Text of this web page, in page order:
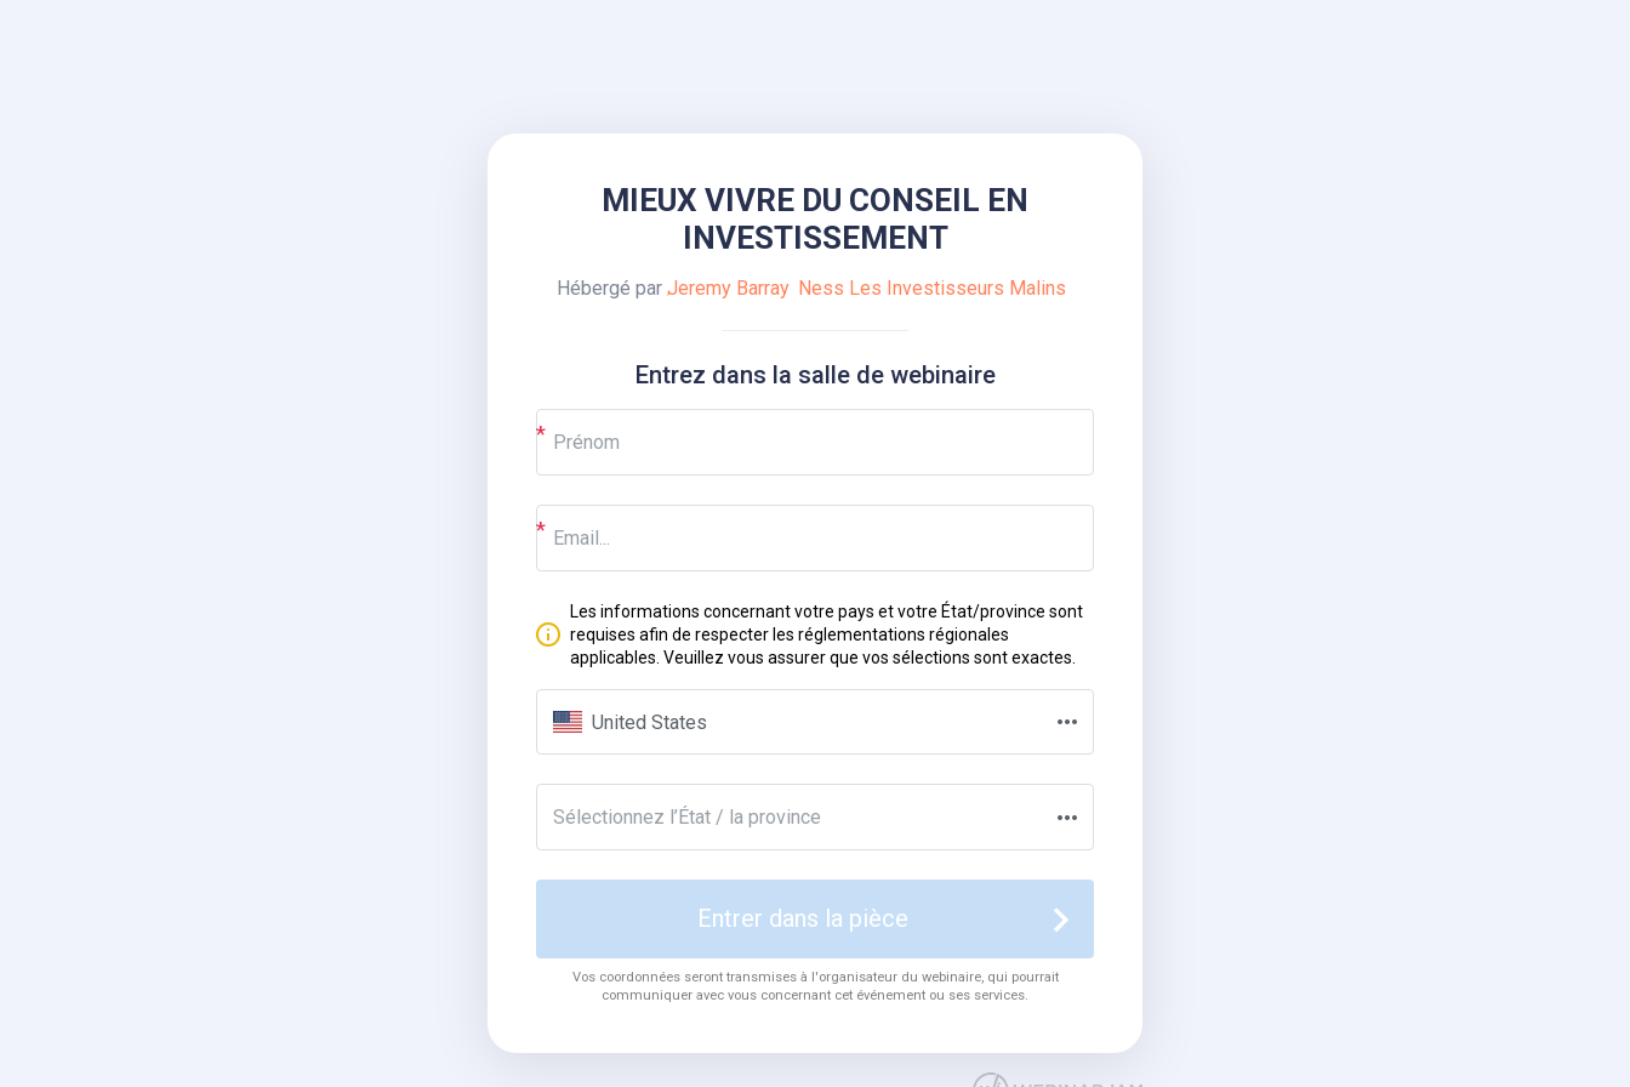
MIEUX VIVRE DU CONSEIL EN
INVESTISSEMENT
Hébergé par Jeremy Barray Ness Les Investisseurs Malins
Entrez dans la salle de webinaire
Les informations concernant votre pays et votre État/province sont
requises afin de respecter les réglementations régionales
applicables. Veuillez vous assurer que vos sélections sont exactes.
United States
Sélectionnez l’État / la province
Entrer dans la pièce
Vos coordonnées seront transmises à l'organisateur du webinaire, qui pourrait
communiquer avec vous concernant cet événement ou ses services.